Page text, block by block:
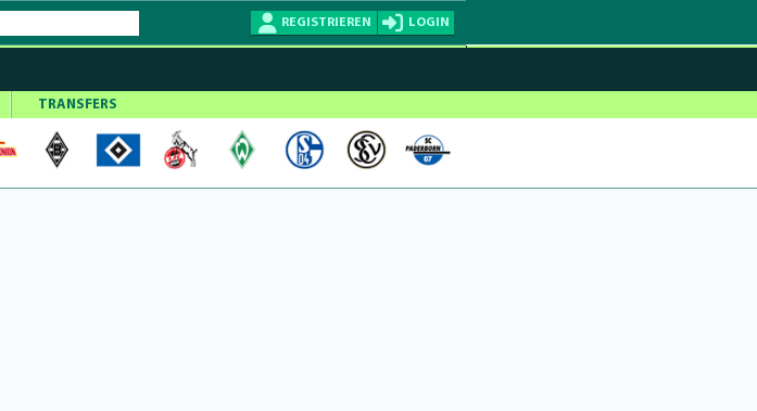
REGISTRIEREN LOGIN
TRANSFERS